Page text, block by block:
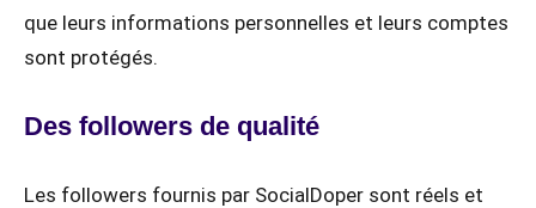
que leurs informations personnelles et leurs comptes
sont protégés.
Des followers de qualité
Les followers fournis par SocialDoper sont réels et